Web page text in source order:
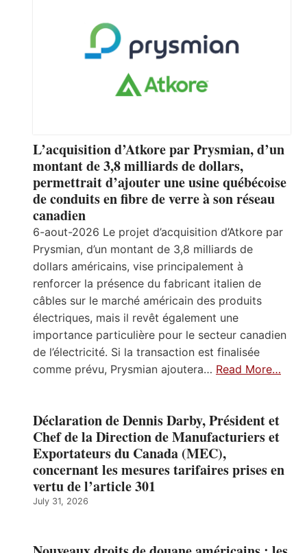
L’acquisition d’Atkore par Prysmian, d’un
montant de 3,8 milliards de dollars,
permettrait d’ajouter une usine québécoise
de conduits en fibre de verre à son réseau
canadien
6-aout-2026 Le projet d’acquisition d’Atkore par
Prysmian, d’un montant de 3,8 milliards de
dollars américains, vise principalement à
renforcer la présence du fabricant italien de
câbles sur le marché américain des produits
électriques, mais il revêt également une
importance particulière pour le secteur canadien
de l’électricité. Si la transaction est finalisée
comme prévu, Prysmian ajoutera… Read More…
Déclaration de Dennis Darby, Président et
Chef de la Direction de Manufacturiers et
Exportateurs du Canada (MEC),
concernant les mesures tarifaires prises en
vertu de l’article 301
July 31, 2026